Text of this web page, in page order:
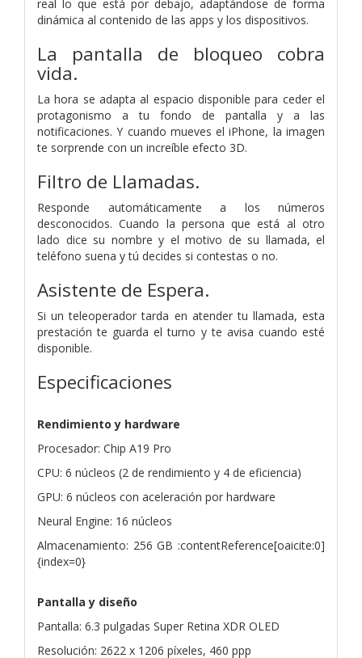
real lo que está por debajo, adaptándose de forma
dinámica al contenido de las apps y los dispositivos.
La pantalla de bloqueo cobra
vida.
La hora se adapta al espacio disponible para ceder el
protagonismo a tu fondo de pantalla y a las
notificaciones. Y cuando mueves el iPhone, la imagen
te sorprende con un increíble efecto 3D.
Filtro de Llamadas.
Responde automáticamente a los números
desconocidos. Cuando la persona que está al otro
lado dice su nombre y el motivo de su llamada, el
teléfono suena y tú decides si contestas o no.
Asistente de Espera.
Si un teleoperador tarda en atender tu llamada, esta
prestación te guarda el turno y te avisa cuando esté
disponible.
Especificaciones
Rendimiento y hardware
Procesador: Chip A19 Pro
CPU: 6 núcleos (2 de rendimiento y 4 de eficiencia)
GPU: 6 núcleos con aceleración por hardware
Neural Engine: 16 núcleos
Almacenamiento: 256 GB :contentReference[oaicite:0]
{index=0}
Pantalla y diseño
Pantalla: 6.3 pulgadas Super Retina XDR OLED
Resolución: 2622 x 1206 píxeles, 460 ppp